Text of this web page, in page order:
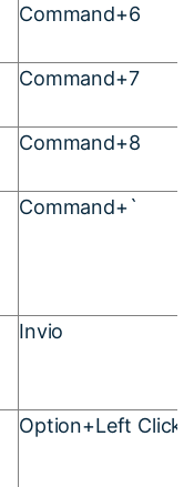
Command+6
Command+7
Command+8
Command+`
Invio
Option+Left Click